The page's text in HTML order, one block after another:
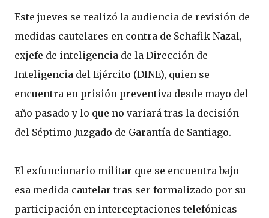
Este jueves se realizó la audiencia de revisión de
medidas cautelares en contra de Schafik Nazal,
exjefe de inteligencia de la Dirección de
Inteligencia del Ejército (DINE), quien se
encuentra en prisión preventiva desde mayo del
año pasado y lo que no variará tras la decisión
del Séptimo Juzgado de Garantía de Santiago.
El exfuncionario militar que se encuentra bajo
esa medida cautelar tras ser formalizado por su
participación en interceptaciones telefónicas